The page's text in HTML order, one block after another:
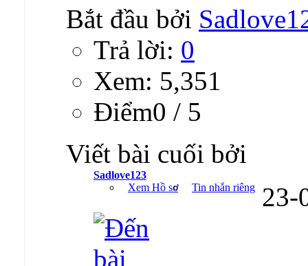
Bắt đầu bởi
Trả lời: 0
Xem: 5,351
Ðiểm0 / 5
Viết bài cuối bởi
Sadlove123
Xem Hồ sơ
Tin nhắn riêng 23-